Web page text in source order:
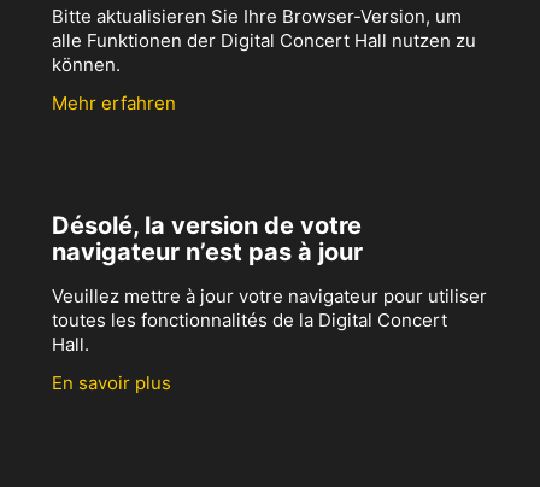
Bitte aktualisieren Sie Ihre Browser-Version, um
alle Funktionen der Digital Concert Hall nutzen zu
können.
Mehr erfahren
Désolé, la version de votre
navigateur n’est pas à jour
Veuillez mettre à jour votre navigateur pour utiliser
toutes les fonctionnalités de la Digital Concert
Hall.
En savoir plus